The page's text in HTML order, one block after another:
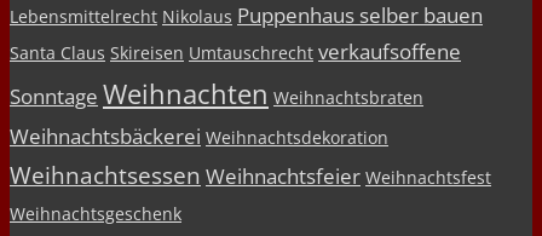
Lebensmittelrecht Nikolaus Puppenhaus selber bauen
Santa Claus Skireisen Umtauschrecht verkaufsoffene
Sonntage Weihnachten Weihnachtsbraten
Weihnachtsbäckerei Weihnachtsdekoration
Weihnachtsessen Weihnachtsfeier Weihnachtsfest
Weihnachtsgeschenk